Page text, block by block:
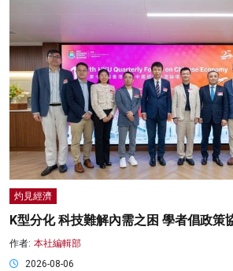
灼見經濟
K型分化 科技難解內需之困 學者倡政策
作者: 本社編輯部
2026-08-06